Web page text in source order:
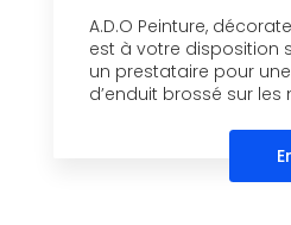
A.D.O Peinture,
est à votre disposition
un prestataire pour
d’enduit brossé sur les